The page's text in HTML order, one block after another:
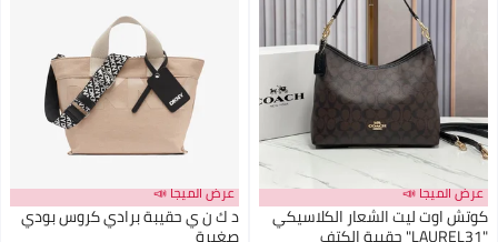
عرض الميجا 📣
كوتش اوت ليت الشعار الكلاسيكي
"LAUREL31" حقيبة الكتف
عرض الميجا 📣
د ك ن ي حقيبة برادي كروس بودي
صغيرة